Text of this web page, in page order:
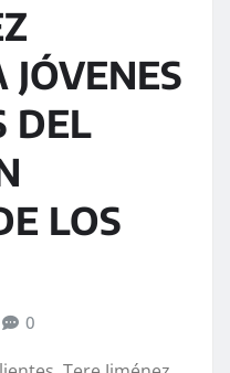
JÓVENES
DEL
LOS
0